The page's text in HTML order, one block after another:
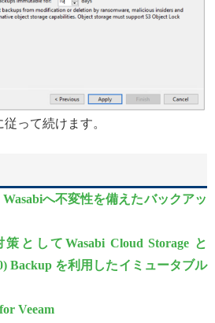
従って続けます。
Wasabiへ不変性を備えたバックアッ
としてWasabi Cloud Storage と
Backup を利用したイミュータブル
Veeam